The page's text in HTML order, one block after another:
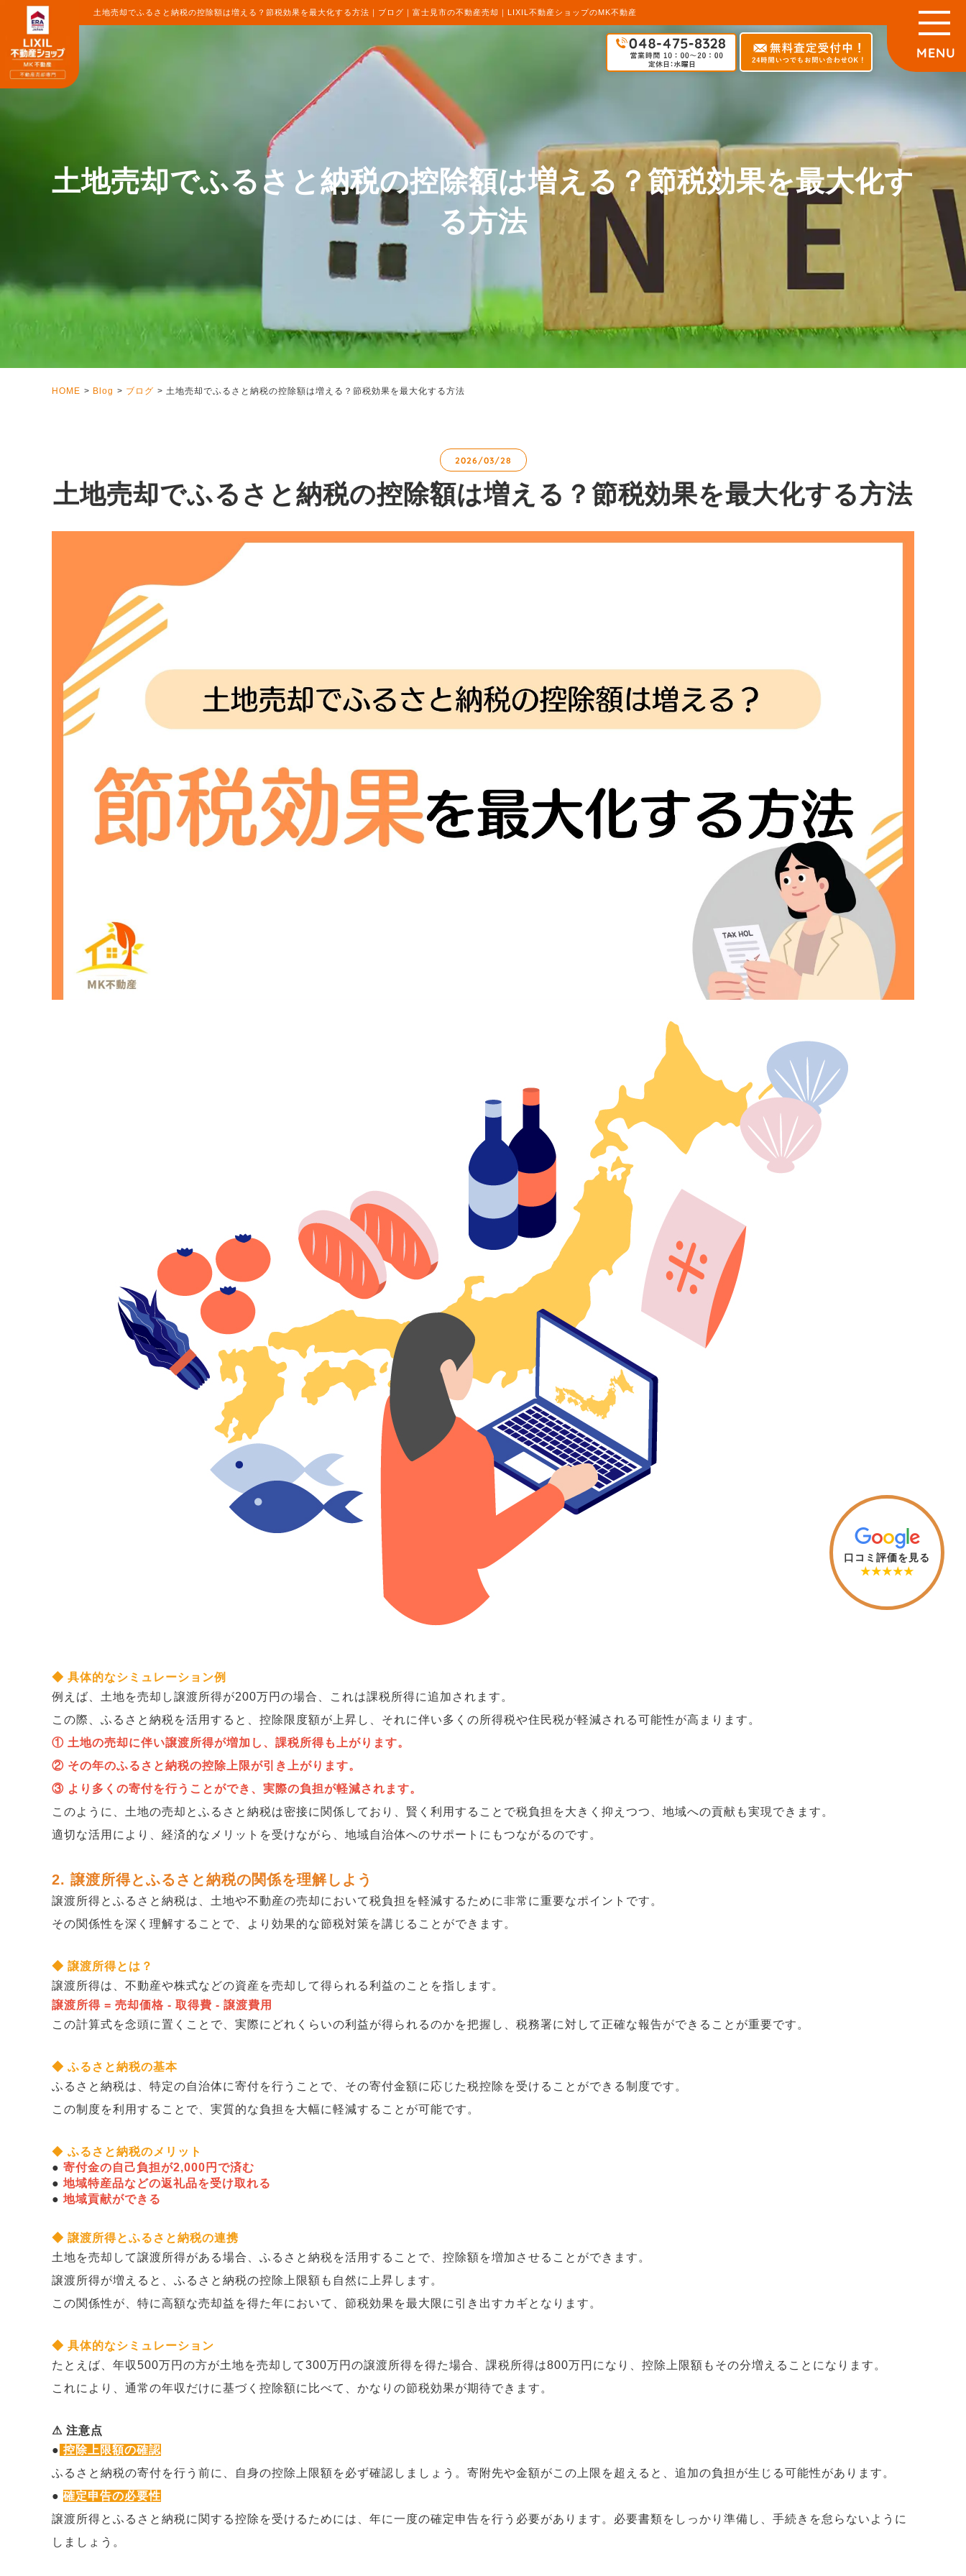
口コミ評価を見る
★★★★★
土地売却でふるさと納税の控除額は増える？節税効果を最大化する方法｜ブログ｜富士見市の不動産売却｜LIXIL不動産ショップのMK不動産
土地売却でふるさと納税の控除額は増える？節税効果を最大化す
る方法
HOME Blog ブログ 土地売却でふるさと納税の控除額は増える？節税効果を最大化する方法
2026/03/28
土地売却でふるさと納税の控除額は増える？節税効果を最大化する方法
土地を売却した年は、ふるさと納税の控除額が大幅に増える絶好の機会です。
譲渡所得により課税所得が増加すると、ふるさと納税の控除上限額も連動して上昇するため、通常よりもはるかに多くの寄付金を税額控除として活用できま
しかし、この仕組みを正しく理解し、適切に計算・活用しなければ、せっかくの節税機会を逃してしまう可能性があります。
ここでは、土地売却時のふるさと納税活用法について、基本的な仕組みから具体的な計算方法、失敗しないための注意点まで、実践的なノウハウを詳しくご
紹介します。
1. 土地売却でふるさと納税の控除額が増える仕組みとは？
土地の売却は、ふるさと納税にどのように影響するのか、その背後にある仕組みを知ることは極めて大切です。
土地を手放すことで得られる利益、つまり譲渡所得は課税対象となり、その結果として所得税や住民税が発生します。
◆ 譲渡所得の増加とふるさと納税の控除
土地の売却によって発生する譲渡所得は、かなりの額になります。
譲渡所得は分離課税として処理され、他の所得とは別に計算されるため、これが増えることで翌年度の課税所得が上昇し、ふるさと納税の控除限度額も引き
：土地の売却から得た譲渡所得が加算され、全体の所得が増加します。
：所得が増えることで、ふるさと納税の控除上限が高くなり、その結果、余剰分が税金から控除されることが可能となります。
ふるさと納税の特徴のひとつは、寄付を通じて地域に貢献できる点です。
寄付した自治体からは、その寄付に応じた特産品や返礼品が提供されるため、税負担の軽減だけでなく、地域振興にもつながります。
：寄付金のうち2,000円を超える部分は税額控除の対象となり、実際の負担が軽減されます。
◆ 具体的なシミュレーション例
例えば、土地を売却し譲渡所得が200万円の場合、これは課税所得に追加されます。
この際、ふるさと納税を活用すると、控除限度額が上昇し、それに伴い多くの所得税や住民税が軽減される可能性が高まります。
① 土地の売却に伴い譲渡所得が増加し、課税所得も上がります。
② その年のふるさと納税の控除上限が引き上がります。
③ より多くの寄付を行うことができ、実際の負担が軽減されます。
このように、土地の売却とふるさと納税は密接に関係しており、賢く利用することで税負担を大きく抑えつつ、地域への貢献も実現できます。
適切な活用により、経済的なメリットを受けながら、地域自治体へのサポートにもつながるのです。
2. 譲渡所得とふるさと納税の関係を理解しよう
譲渡所得とふるさと納税は、土地や不動産の売却において税負担を軽減するために非常に重要なポイントです。
その関係性を深く理解することで、より効果的な節税対策を講じることができます。
◆ 譲渡所得とは？
譲渡所得は、不動産や株式などの資産を売却して得られる利益のことを指します。
譲渡所得 = 売却価格 - 取得費 - 譲渡費用
この計算式を念頭に置くことで、実際にどれくらいの利益が得られるのかを把握し、税務署に対して正確な報告ができることが重要です。
◆ ふるさと納税の基本
ふるさと納税は、特定の自治体に寄付を行うことで、その寄付金額に応じた税控除を受けることができる制度です。
この制度を利用することで、実質的な負担を大幅に軽減することが可能です。
◆ ふるさと納税のメリット
● 寄付金の自己負担が2,000円で済む
● 地域特産品などの返礼品を受け取れる
● 地域貢献ができる
◆ 譲渡所得とふるさと納税の連携
土地を売却して譲渡所得がある場合、ふるさと納税を活用することで、控除額を増加させることができます。
譲渡所得が増えると、ふるさと納税の控除上限額も自然に上昇します。
この関係性が、特に高額な売却益を得た年において、節税効果を最大限に引き出すカギとなります。
◆ 具体的なシミュレーション
たとえば、年収500万円の方が土地を売却して300万円の譲渡所得を得た場合、課税所得は800万円になり、控除上限額もその分増えることになります。
これにより、通常の年収だけに基づく控除額に比べて、かなりの節税効果が期待できます。
⚠ 注意点
● 控除上限額の確認
ふるさと納税の寄付を行う前に、自身の控除上限額を必ず確認しましょう。寄附先や金額がこの上限を超えると、追加の負担が生じる可能性があります。
● 確定申告の必要性
譲渡所得とふるさと納税に関する控除を受けるためには、年に一度の確定申告を行う必要があります。必要書類をしっかり準備し、手続きを怠らないように
しましょう。